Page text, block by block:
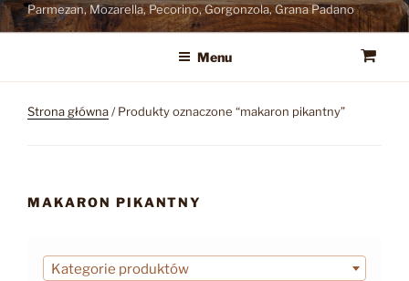
Parmezan, Mozarella, Pecorino, Gorgonzola, Grana Padano
Menu
Strona główna/ Produkty oznaczone “makaron pikantny”
MAKARON PIKANTNY
Kategorie produktów